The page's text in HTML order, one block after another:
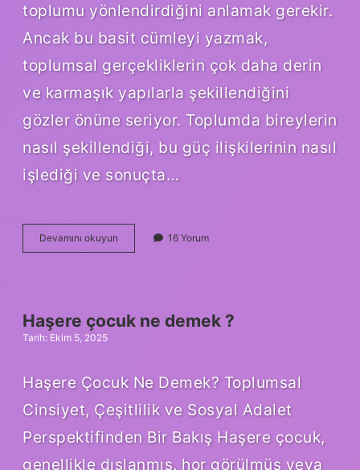
toplumu yönlendirdiğini anlamak gerekir.
Ancak bu basit cümleyi yazmak,
toplumsal gerçekliklerin çok daha derin
ve karmaşık yapılarla şekillendiğini
gözler önüne seriyor. Toplumda bireylerin
nasıl şekillendiği, bu güç ilişkilerinin nasıl
işlediği ve sonuçta…
Devamını okuyun
basit
16 Yorum
Haşere çocuk ne demek ?
Tarih: Ekim 5, 2025
Haşere Çocuk Ne Demek? Toplumsal
Cinsiyet, Çeşitlilik ve Sosyal Adalet
Perspektifinden Bir Bakış Haşere çocuk,
genellikle dışlanmış, hor görülmüş veya